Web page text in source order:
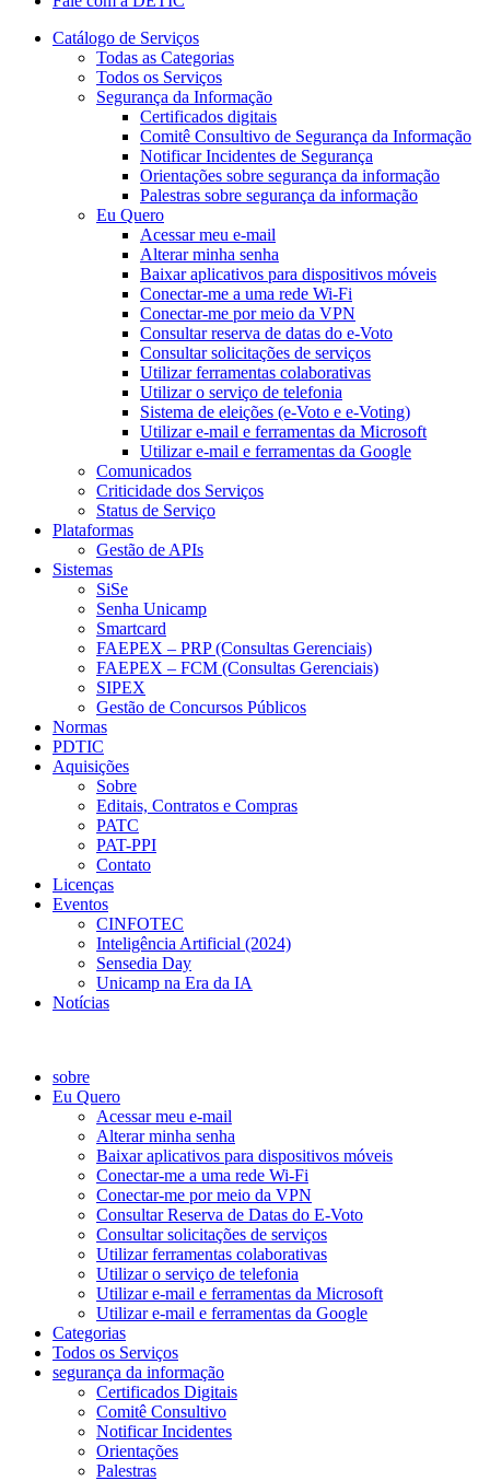
Catálogo de Serviços
Todas as Categorias
Todos os Serviços
Segurança da Informação
Certificados digitais
Comitê Consultivo de Segurança da Informação
Notificar Incidentes de Segurança
Orientações sobre segurança da informação
Palestras sobre segurança da informação
Eu Quero
Acessar meu e-mail
Alterar minha senha
Baixar aplicativos para dispositivos móveis
Conectar-me a uma rede Wi-Fi
Conectar-me por meio da VPN
Consultar reserva de datas do e-Voto
Consultar solicitações de serviços
Utilizar ferramentas colaborativas
Utilizar o serviço de telefonia
Sistema de eleições (e-Voto e e-Voting)
Utilizar e-mail e ferramentas da Microsoft
Utilizar e-mail e ferramentas da Google
Comunicados
Criticidade dos Serviços
Status de Serviço
Plataformas
Gestão de APIs
Sistemas
SiSe
Senha Unicamp
Smartcard
FAEPEX – PRP (Consultas Gerenciais)
FAEPEX – FCM (Consultas Gerenciais)
SIPEX
Gestão de Concursos Públicos
Normas
PDTIC
Aquisições
Sobre
Editais, Contratos e Compras
PATC
PAT-PPI
Contato
Licenças
Eventos
CINFOTEC
Inteligência Artificial (2024)
Sensedia Day
Unicamp na Era da IA
Notícias
sobre
Eu Quero
Acessar meu e-mail
Alterar minha senha
Baixar aplicativos para dispositivos móveis
Conectar-me a uma rede Wi-Fi
Conectar-me por meio da VPN
Consultar Reserva de Datas do E-Voto
Consultar solicitações de serviços
Utilizar ferramentas colaborativas
Utilizar o serviço de telefonia
Utilizar e-mail e ferramentas da Microsoft
Utilizar e-mail e ferramentas da Google
Categorias
Todos os Serviços
segurança da informação
Certificados Digitais
Comitê Consultivo
Notificar Incidentes
Orientações
Palestras